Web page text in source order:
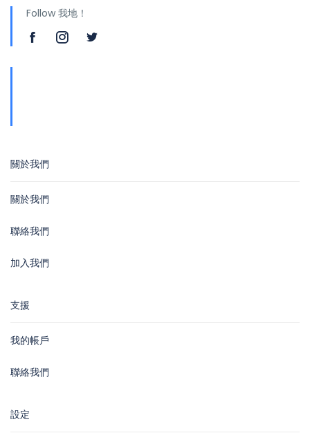
Follow 我地！
關於我們
關於我們
聯絡我們
加入我們
支援
我的帳戶
聯絡我們
設定